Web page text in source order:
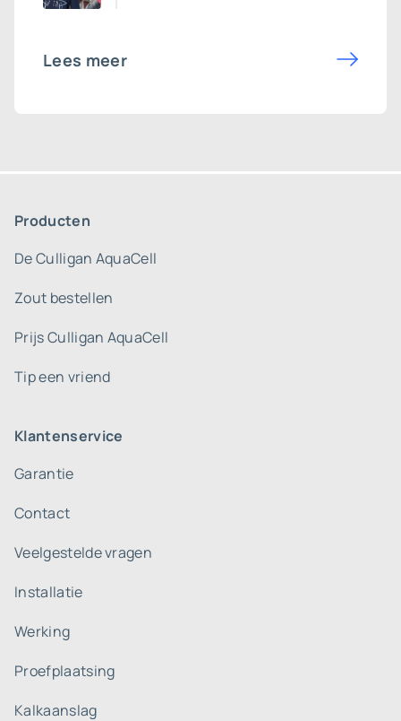
Lees meer
Producten
De Culligan AquaCell
Zout bestellen
Prijs Culligan AquaCell
Tip een vriend
Klantenservice
Garantie
Contact
Veelgestelde vragen
Installatie
Werking
Proefplaatsing
Kalkaanslag